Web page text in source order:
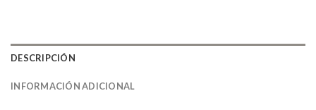
DESCRIPCIÓN
INFORMACIÓN ADICIONAL